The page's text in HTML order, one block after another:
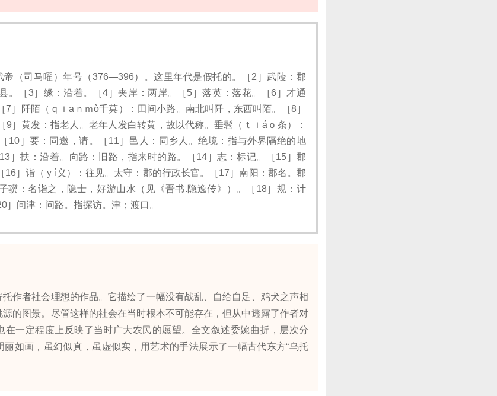
司马曜）年号（376—396）。这里年代是假托的。［2］武陵：郡
。［3］缘：沿着。［4］夹岸：两岸。［5］落英：落花。［6］才通
7］阡陌（ｑｉāｎｍò千莫）：田间小路。南北叫阡，东西叫陌。［8］
9］黄发：指老人。老年人发白转黄，故以代称。垂髫（ｔｉáｏ条）：
10］要：同邀，请。［11］邑人：同乡人。绝境：指与外界隔绝的地
］扶：沿着。向路：旧路，指来时的路。［14］志：标记。［15］郡
16］诣（ｙì义）：往见。太守：郡的行政长官。［17］南阳：郡名。郡
骥：名诣之，隐士，好游山水（见《晋书.隐逸传》）。［18］规：计
］问津：问路。指探访。津；渡口。
者社会理想的作品。它描绘了一幅没有战乱、自给自足、鸡犬之声相
的图景。尽管这样的社会在当时根本不可能存在，但从中透露了作者对
在一定程度上反映了当时广大农民的愿望。全文叙述委婉曲折，层次分
丽如画，虽幻似真，虽虚似实，用艺术的手法展示了一幅古代东方“乌托